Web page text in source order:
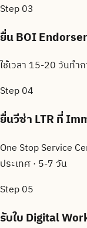
Step03
ยื่น BOI
ใช้เวลา 15-20 วันทำ
Step04
ยื่นวีซ่า LTR ที่
One Stop Service
ประเทศ · 5-7 วัน
Step05
รับใบ Digital